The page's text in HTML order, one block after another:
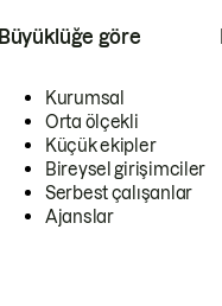
Büyüklüğe göre
Kurumsal
Orta ölçekli
Küçük ekipler
Bireysel girişimciler
Serbest çalışanlar
Ajanslar